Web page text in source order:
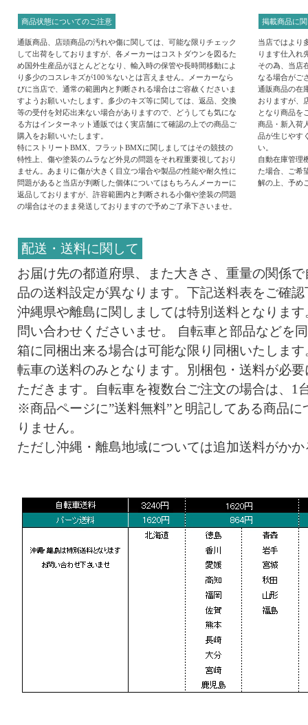
商品状態についてのご注意
通販商品、店頭商品の汚れや傷に関しては、可能な限りチェック
して出荷をしておりますが、各メーカーはコストダウンを図るた
め国外生産品がほとんどとなり、輸入時の保管や長時間移動によ
り多少のコスレキズが100％ないとは言えません。メーカーなら
びに当店で、通常の範囲内と判断される場合はご容赦くださいま
すようお願いいたします。多少のキズ等に関しては、返品、交換
等の受付を対応出来ない場合がありますので、どうしても気にな
る方はインターネット通販ではく実店舗にて確認の上での商品ご
購入をお願いいたします。
特にストリートBMX、フラットBMXに関しましてはその競技の
特性上、傷や塗装のムラなど外見の問題をそれ程重要視しており
ません。あまりに傷が大きく目立つ場合や製品の性能や耐久性に
問題があると当店が判断した個体についてはもちろんメーカーに
返品しておりますが、許容範囲内と判断される小傷や塗装の問題
の場合はそのまま発送しておりますので予めご了承下さいませ。
掲載商品に
当店ではより
ります仕入れ
その為、当店
なる場合がご
通販商品の在
おりますが、
となり商品を
商品・新入荷
品が生じやす
い。
自動在庫管理
た場合、ご希
解の上、予め
配送・送料に関して
お届け先の都道府県、また大きさ、重量の関係
品の送料設定が異なります。下記送料表をご確
沖縄県や離島に関しましては特別送料となりま
問い合わせくださいませ。 自転車と部品などを
箱に同梱出来る場合は可能な限り同梱いたしま
転車の送料のみとなります。別梱包・送料が必
ただきます。自転車を複数台ご注文の場合は、1
※商品ページに”送料無料”と明記してある商品
りません。
ただし沖縄・離島地域については追加送料がか